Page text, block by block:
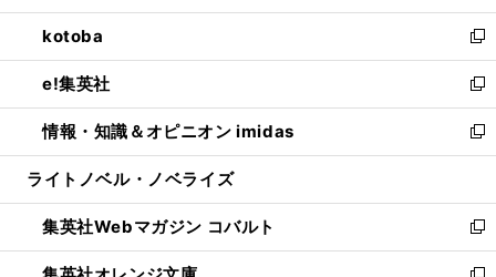
開
く
ウ
で
開
く
ン
ド
ウ
で
開
く
ウ
ィ
ン
ド
ウ
で
開
し
い
ウ
ィ
ン
ド
ウ
開
く
kotoba
新
し
い
ウ
ィ
ン
ウ
で
開
e!集英社
新
し
い
ウ
ン
ド
ウ
情報・知識＆オピニオン imidas
新
し
ウ
ィ
ン
ライトノベル・ノベライズ
集英社Webマガジン コバルト
新
し